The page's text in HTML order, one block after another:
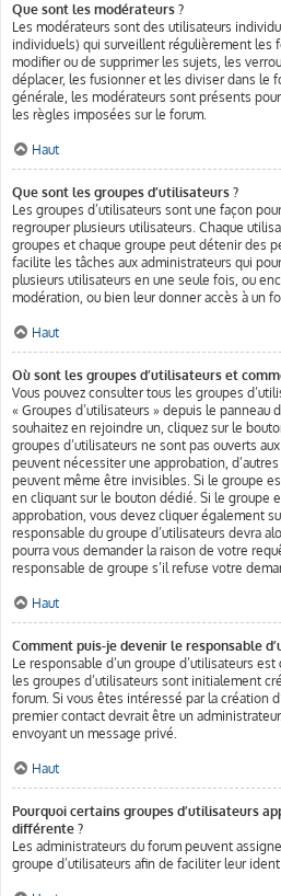
Que sont les modérateurs ?
Les modérateurs sont des utilisateurs
individuels) qui surveillent régulièrement les
modifier ou de supprimer les sujets, les
déplacer, les fusionner et les diviser dans le
générale, les modérateurs sont présents
les règles imposées sur le forum.
Haut
Que sont les groupes d’utilisateurs ?
Les groupes d’utilisateurs sont une façon
regrouper plusieurs utilisateurs. Chaque
groupes et chaque groupe peut détenir des
facilite les tâches aux administrateurs qui
plusieurs utilisateurs en une seule fois, ou
modération, ou bien leur donner accès à un
Haut
Où sont les groupes d’utilisateurs et
Vous pouvez consulter tous les groupes
« Groupes d’utilisateurs » depuis le panneau
souhaitez en rejoindre un, cliquez sur le
groupes d’utilisateurs ne sont pas ouverts
peuvent nécessiter une approbation,
peuvent même être invisibles. Si le groupe
en cliquant sur le bouton dédié. Si le groupe
approbation, vous devez cliquer également
responsable du groupe d’utilisateurs devra
pourra vous demander la raison de votre
responsable de groupe s’il refuse votre
Haut
Comment puis-je devenir le responsable
Le responsable d’un groupe d’utilisateurs
les groupes d’utilisateurs sont initialement
forum. Si vous êtes intéressé par la création
premier contact devrait être un
envoyant un message privé.
Haut
Pourquoi certains groupes d’utilisateurs
différente ?
Les administrateurs du forum peuvent
groupe d’utilisateurs afin de faciliter leur